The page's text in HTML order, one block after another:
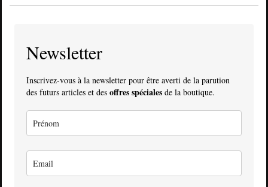
Newsletter
Inscrivez-vous à la newsletter pour être averti de la parution
des futurs articles et des offres spéciales de la boutique.